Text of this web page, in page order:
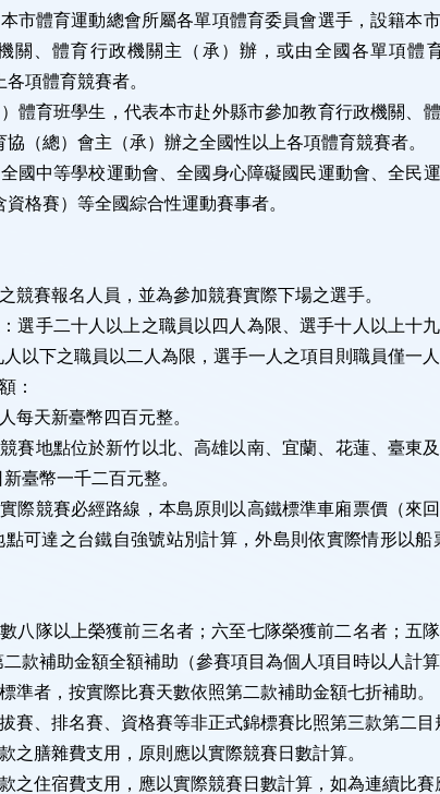
市體育運動總會所屬各單項體育委員會選手，設籍本
關、體育行政機關主（承）辦，或由全國各單項體
各項體育競賽者。
體育班學生，代表本市赴外縣市參加教育行政機關
協（總）會主（承）辦之全國性以上各項體育競賽者。
國中等學校運動會、全國身心障礙國民運動會、全民
資格賽）等全國綜合性運動賽事者。
競賽報名人員，並為參加競賽實際下場之選手。
選手二十人以上之職員以四人為限、選手十人以上十
以下之職員以二人為限，選手一人之項目則職員僅一人
：
每天新臺幣四百元整。
競賽地點位於新竹以北、高雄以南、宜蘭、花蓮、臺東
臺幣一千二百元整。
際競賽必經路線，本島原則以高鐵標準車廂票價（來
點可達之台鐵自強號站別計算，外島則依實際情形以船
八隊以上榮獲前三名者；六至七隊榮獲前二名者；五
款補助金額全額補助（參賽項目為個人項目時以人計算
準者，按實際比賽天數依照第二款補助金額七折補助。
賽、排名賽、資格賽等非正式錦標賽比照第三款第二目
之膳雜費支用，原則應以實際競賽日數計算。
之住宿費支用，應以實際競賽日數計算，如為連續比賽